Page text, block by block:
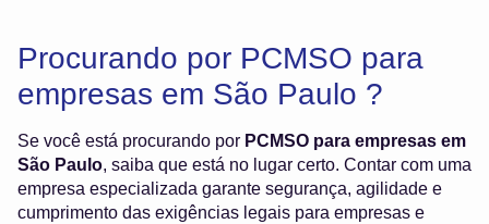
Procurando por PCMSO para
empresas em São Paulo ?
Se você está procurando por PCMSO para empresas em
São Paulo, saiba que está no lugar certo. Contar com uma
empresa especializada garante segurança, agilidade e
cumprimento das exigências legais para empresas e